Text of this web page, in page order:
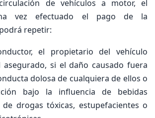
de vehículos a motor, el
vez efectuado el pago de la
repetir:
el propietario del vehículo
asegurado, si el daño causado fuera
dolosa de cualquiera de ellos o
bajo la influencia de bebidas
drogas tóxicas, estupefacientes o